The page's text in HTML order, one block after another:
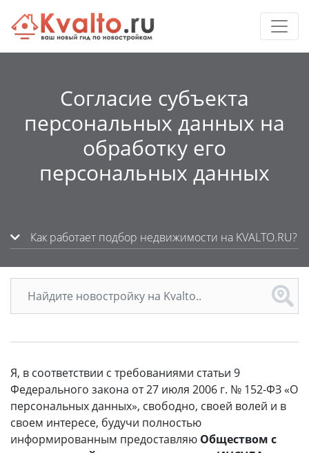
Согласие субъекта
персональных данных на
обработку его
персональных данных
Как работает подбор недвижимости на KVALTO.RU?
Я, в соответствии с требованиями статьи 9
Федерального закона от 27 июля 2006 г. № 152-ФЗ «О
персональных данных», свободно, своей волей и в
своем интересе, будучи полностью
информированным предоставляю Обществом с